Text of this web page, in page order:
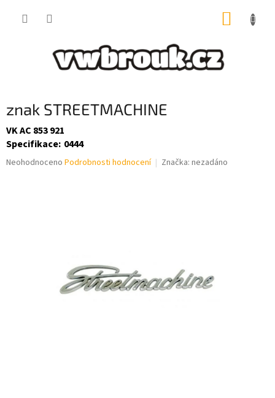
znak STREETMACHINE
VK AC 853 921
Specifikace: 0444
Průměrné
Neohodnoceno Podrobnosti hodnocení Značka: nezadáno